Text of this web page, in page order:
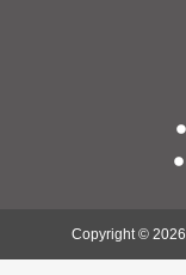
Copyright ©